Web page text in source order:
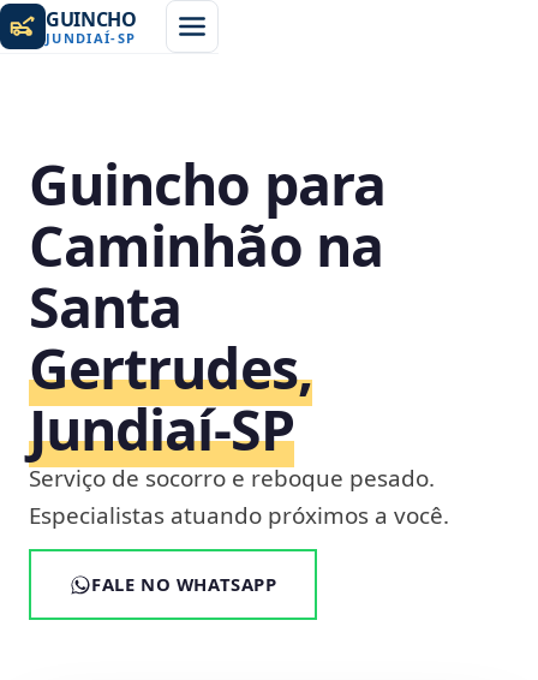
GUINCHO
JUNDIAÍ-SP
Guincho para
Caminhão na
Santa
Gertrudes,
Jundiaí‑SP
Serviço de socorro e reboque pesado.
Especialistas atuando próximos a você.
FALE NO WHATSAPP